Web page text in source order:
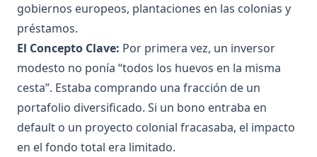
gobiernos europeos, plantaciones en las colonias y
préstamos.
El Concepto Clave: Por primera vez, un inversor
modesto no ponía “todos los huevos en la misma
cesta”. Estaba comprando una fracción de un
portafolio diversificado. Si un bono entraba en
default o un proyecto colonial fracasaba, el impacto
en el fondo total era limitado.